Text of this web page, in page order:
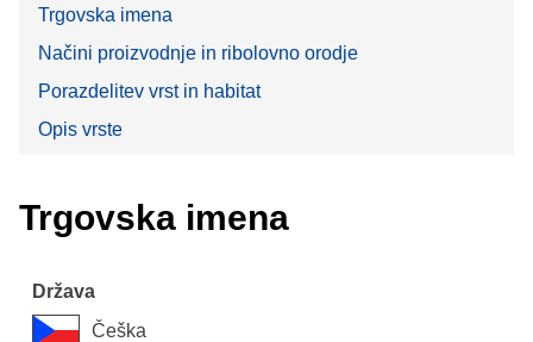
Trgovska imena
Načini proizvodnje in ribolovno orodje
Porazdelitev vrst in habitat
Opis vrste
Trgovska imena
Češka